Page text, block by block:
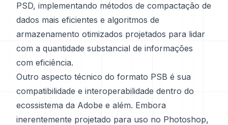
PSD, implementando métodos de compactação de
dados mais eficientes e algoritmos de
armazenamento otimizados projetados para lidar
com a quantidade substancial de informações
com eficiência.
Outro aspecto técnico do formato PSB é sua
compatibilidade e interoperabilidade dentro do
ecossistema da Adobe e além. Embora
inerentemente projetado para uso no Photoshop,